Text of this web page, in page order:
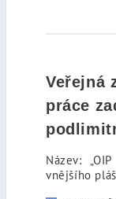
Veřejná
práce
Název:
vnějšího